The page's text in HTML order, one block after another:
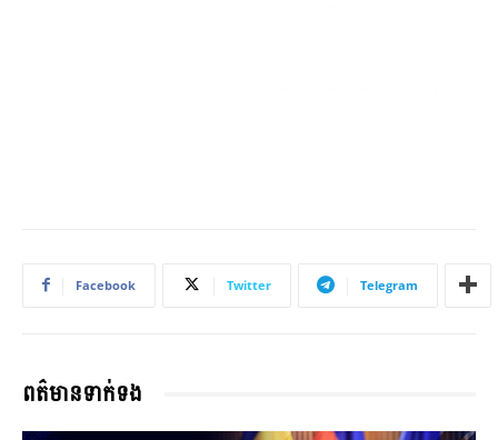
Facebook Twitter Telegram
ពត៌មានទាក់ទង